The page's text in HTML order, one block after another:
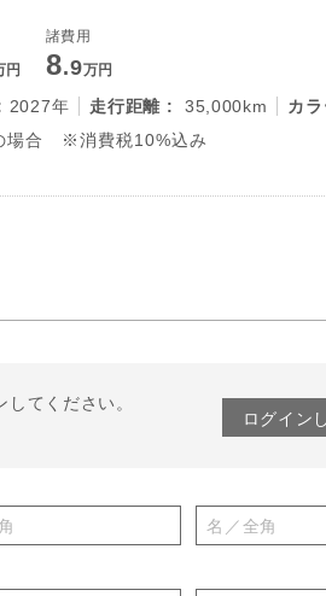
円
諸費用
8.9万円
2027年 走行距離 : 35,000km カ
場合 ※消費税10%込み
てください。
ログイン